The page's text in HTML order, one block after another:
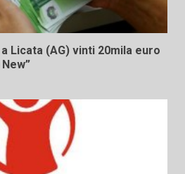
Licata (AG) vinti 20mila euro